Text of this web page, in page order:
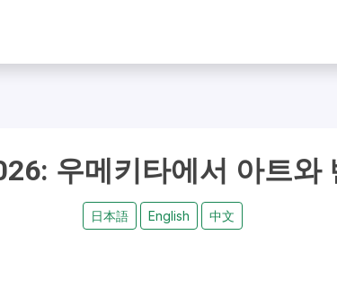
우메키타에서 아트와
日本語 English 中文